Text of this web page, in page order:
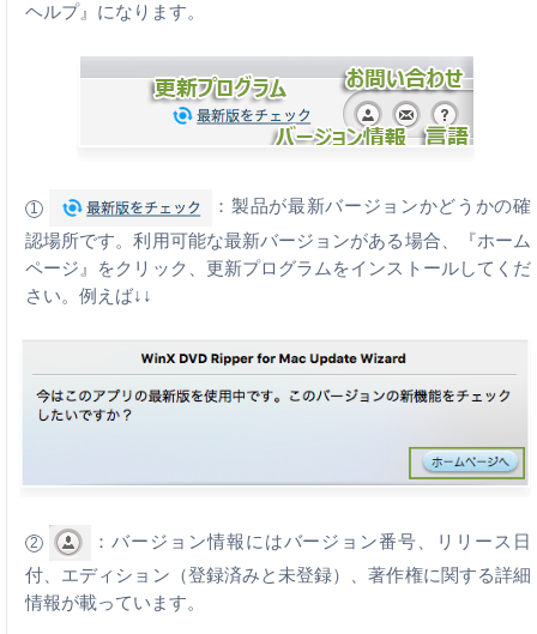
ヘルプ』になります。
1
：製品が最新バージョンかどうかの確
認場所です。利用可能な最新バージョンがある場合、『ホーム
ページ』をクリック、更新プログラムをインストールしてくだ
さい。例えば↓↓
2
：バージョン情報にはバージョン番号、リリース日
付、エディション（登録済みと未登録）、著作権に関する詳細
情報が載っています。